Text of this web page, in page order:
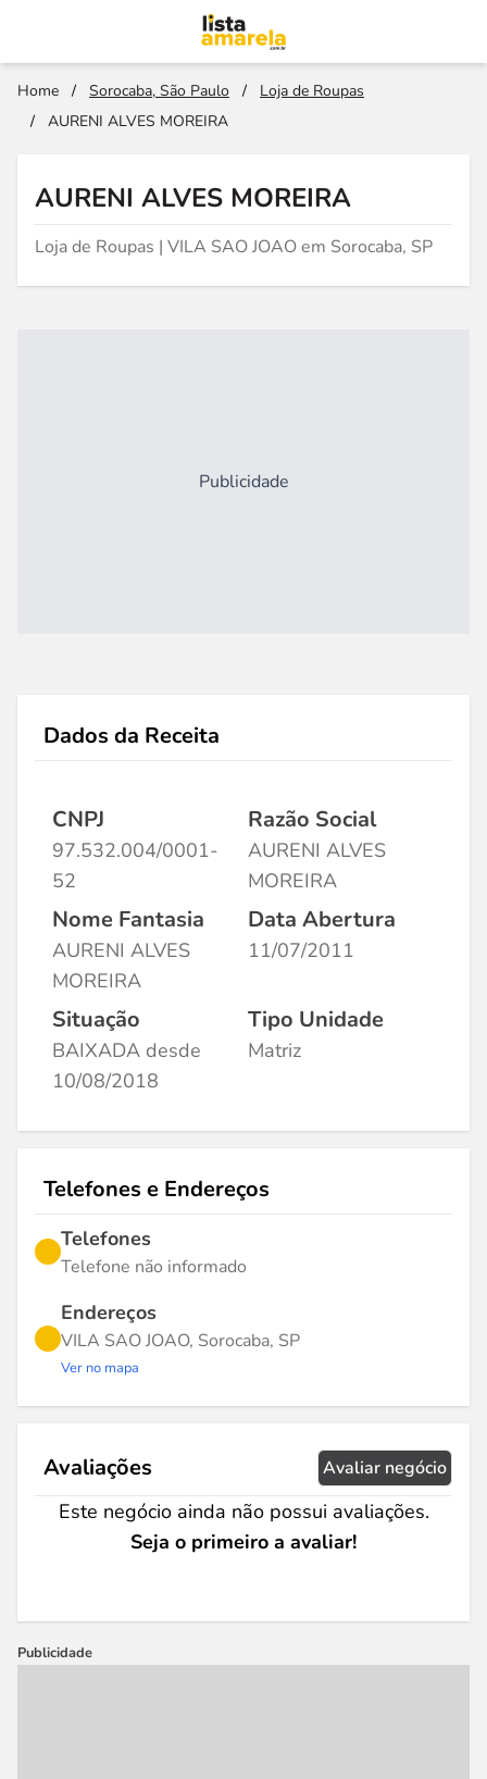
Home / Sorocaba, São Paulo /
Loja de Roupas
/
AURENI ALVES MOREIRA
AURENI ALVES MOREIRA
Loja de Roupas | VILA SAO JOAO em Sorocaba, SP
Publicidade
Dados da Receita
CNPJ
97.532.004/0001-
52
Razão Social
AURENI ALVES
MOREIRA
Nome Fantasia
AURENI ALVES
MOREIRA
Data Abertura
11/07/2011
Situação
BAIXADA desde
10/08/2018
Tipo Unidade
Matriz
Telefones e Endereços
Telefones
Telefone não informado
Endereços
VILA SAO JOAO, Sorocaba, SP
Ver no mapa
Avaliações Avaliar negócio
Este negócio ainda não possui avaliações.
Seja o primeiro a avaliar!
Publicidade